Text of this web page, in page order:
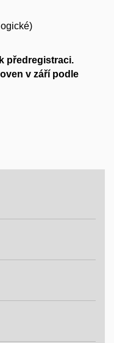
předregistraci.
v září podle